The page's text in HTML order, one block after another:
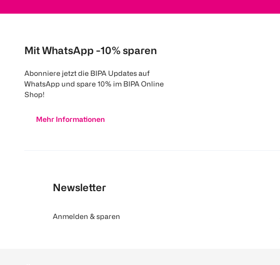
Mit WhatsApp -10% sparen
Abonniere jetzt die BIPA Updates auf
WhatsApp und spare 10% im BIPA Online
Shop!
Mehr Informationen
Newsletter
Anmelden & sparen